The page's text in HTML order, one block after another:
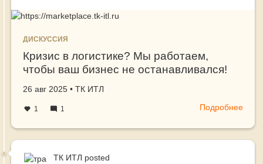
ДИСКУССИЯ
Кризис в логистике? Мы работаем,
чтобы ваш бизнес не останавливался!
Создано
26 авг 2025 •
автор ТК ИТЛ
1 1 Подробнее
в
ТК ИТЛ posted